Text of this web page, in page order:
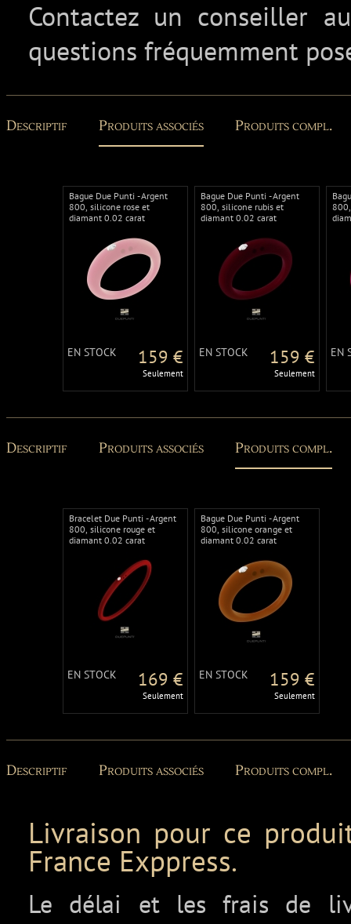
Contactez un conseiller
questions fréquemment
Descriptif Produits associés Produits compl.
Bague Due Punti - Argent
800, silicone rose et
diamant 0.02 carat
EN STOCK 159 €
Seulement
Bague Due Punti - Argent
800, silicone rubis et
diamant 0.02 carat
EN STOCK 159 €
Seulement
EN
Descriptif Produits associés Produits compl.
Bracelet Due Punti - Argent
800, silicone rouge et
diamant 0.02 carat
EN STOCK 169 €
Seulement
Bague Due Punti - Argent
800, silicone orange et
diamant 0.02 carat
EN STOCK 159 €
Seulement
Descriptif Produits associés Produits compl.
Livraison pour ce
France Exppress.
Le délai et les frais de